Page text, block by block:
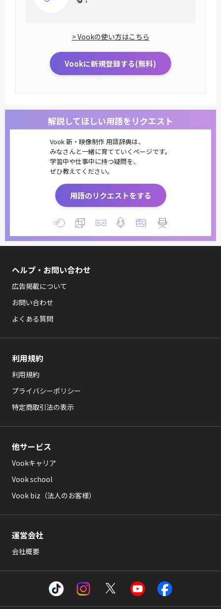
> Vookの使い方はこちら
Vookに新規登録する(無料)
解説してほしい用語をリクエスト
Vook 新・映像制作 用語辞典は、
みなさんと一緒に育てていくページです。
学習中や仕事中に持つ疑問を、
ぜひ教えてください。
用語のリクエストをする
ヘルプ・お問い合わせ
広告掲載について
お問い合わせ
よくある質問
利用規約
利用規約
プライバシーポリシー
特定商取引法の表示
他サービス
Vookキャリア
Vook school
Vook biz（法人のお客様）
運営会社
会社概要